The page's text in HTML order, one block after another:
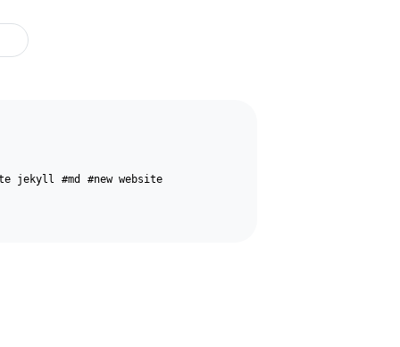
jekyll #md #new website